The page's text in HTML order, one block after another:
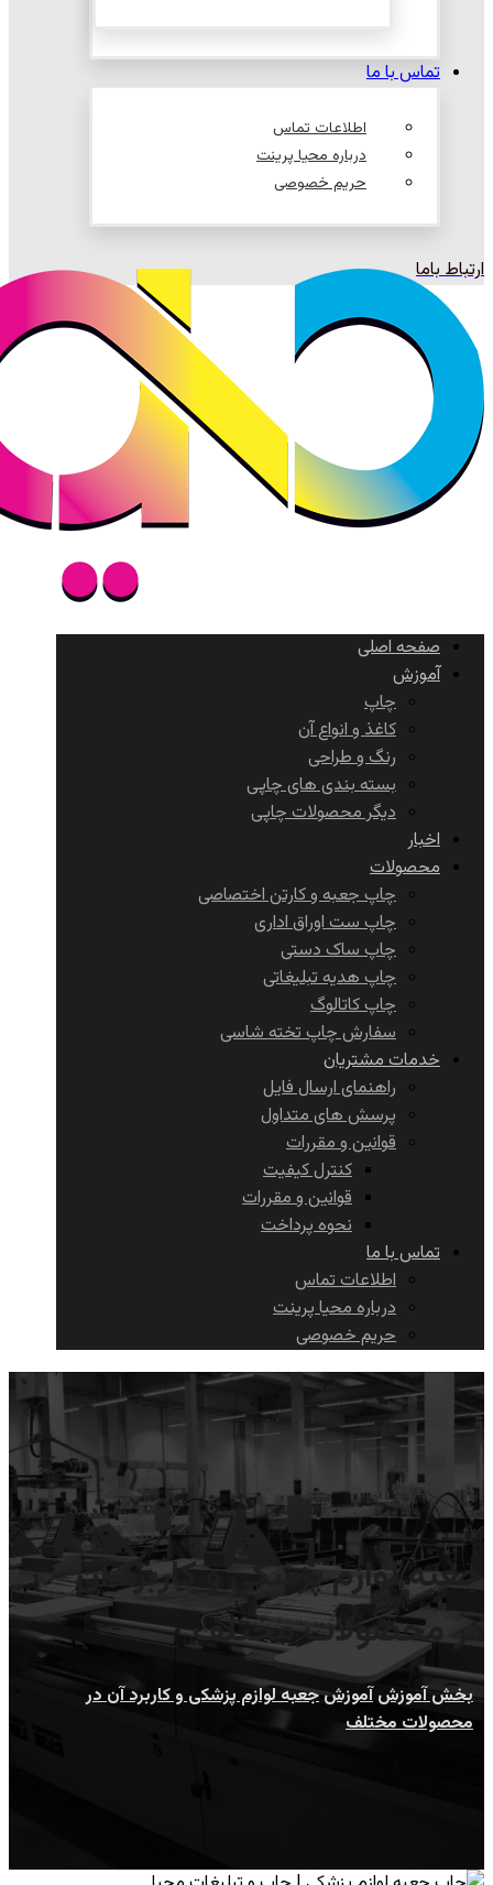
تماس با ما
اطلاعات تماس
درباره محیا پرینت
حریم خصوصی
ارتباط باما
صفحه اصلی
آموزش
چاپ
کاغذ و انواع آن
رنگ و طراحی
بسته بندی های چاپی
دیگر محصولات چاپی
اخبار
محصولات
چاپ جعبه و کارتن اختصاصی
چاپ ست اوراق اداری
چاپ ساک دستی
چاپ هدیه تبلیغاتی
چاپ کاتالوگ
سفارش چاپ تخته شاسی
خدمات مشتریان
راهنمای ارسال فایل
پرسش های متداول
قوانین و مقررات
کنترل کیفیت
قوانین و مقررات
نحوه پرداخت
تماس با ما
اطلاعات تماس
درباره محیا پرینت
حریم خصوصی
جعبه لوازم پزشکی و کاربرد آن
در محصولات مختلف
بخش آموزش آموزشجعبه لوازم پزشکی و کاربرد آن در
محصولات مختلف